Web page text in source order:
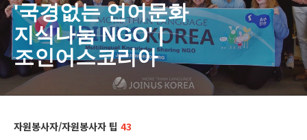
'국경없는 언어문화
지식나눔 NGO' |
조인어스코리아
자원봉사자/자원봉사자 팁 43